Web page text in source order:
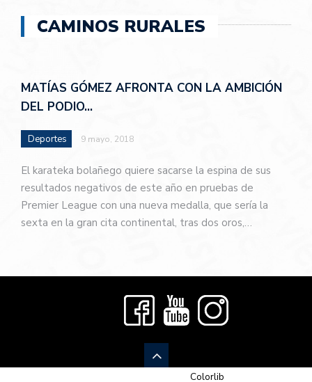
CAMINOS RURALES
MATÍAS GÓMEZ AFRONTA CON LA AMBICIÓN
DEL PODIO…
Deportes 9 mayo, 2018
El karateka bolañego quiere sacarse la espina de sus
resultados negativos de este año en pruebas de
Premier League con una nueva medalla, que sería la
sexta en la gran cita continental, tras dos oros,…
Colorlib